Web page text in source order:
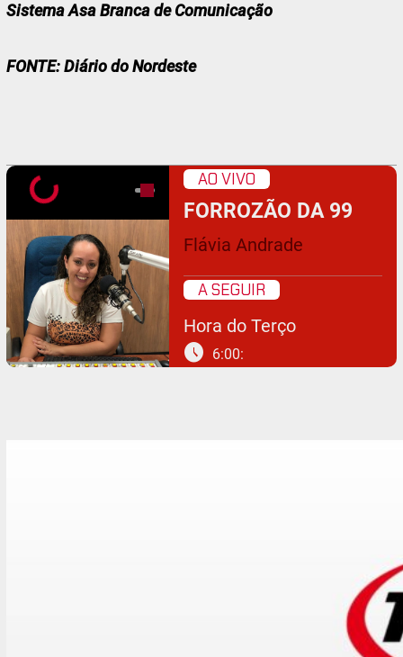
Sistema Asa Branca de Comunicação
FONTE: Diário do Nordeste
AO VIVO
FORROZÃO DA 99
Flávia Andrade
A SEGUIR
Hora do Terço
schedule 6:00: